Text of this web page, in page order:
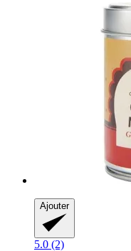
Ajouter
5.0 (2)